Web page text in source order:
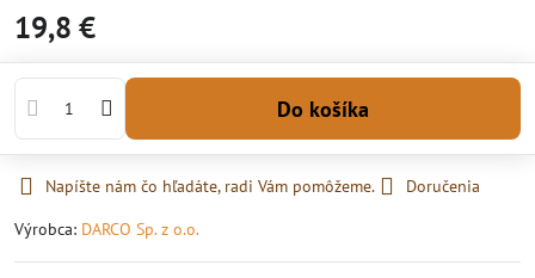
19,8 €
Do košíka
Napíšte nám čo hľadáte, radi Vám pomôžeme.
Doručenia
Výrobca: DARCO Sp. z o.o.